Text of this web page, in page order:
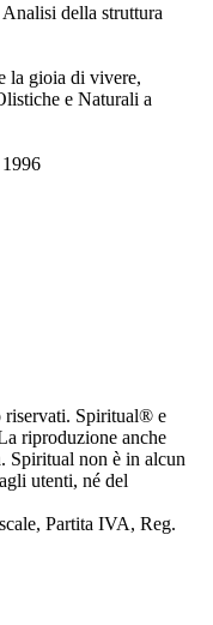
della struttura
la gioia di vivere,
e Naturali a
Spiritual® e
riproduzione anche
Spiritual non è in alcun
utenti, né del
Partita IVA, Reg.